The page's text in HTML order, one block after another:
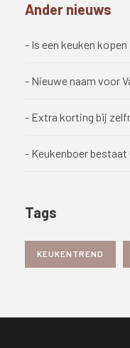
Ander nieuws
- Is een keuken
- Nieuwe naam voor
- Extra korting bij
- Keukenboer bestaat
Tags
KEUKENTREND